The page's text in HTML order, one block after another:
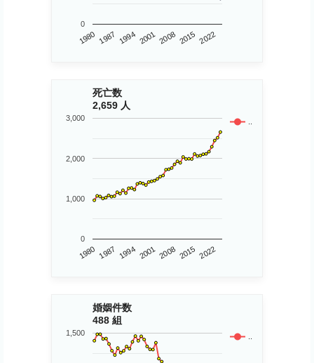
1980 1987 1994 2001 2008 2015 2022
0
死亡数
2,659 人
..
1980 1987 1994 2001 2008 2015 2022
0
1,000
2,000
3,000
婚姻件数
488 組
..
1,500